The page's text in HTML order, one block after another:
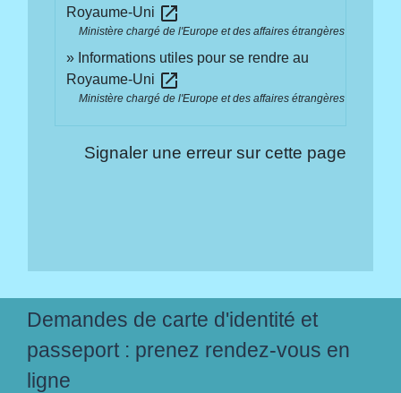
Royaume-Uni open_in_new
Ministère chargé de l'Europe et des affaires étrangères
Informations utiles pour se rendre au
Royaume-Uni open_in_new
Ministère chargé de l'Europe et des affaires étrangères
Signaler une erreur sur cette page
Demandes de carte d'identité et
passeport : prenez rendez-vous en
ligne